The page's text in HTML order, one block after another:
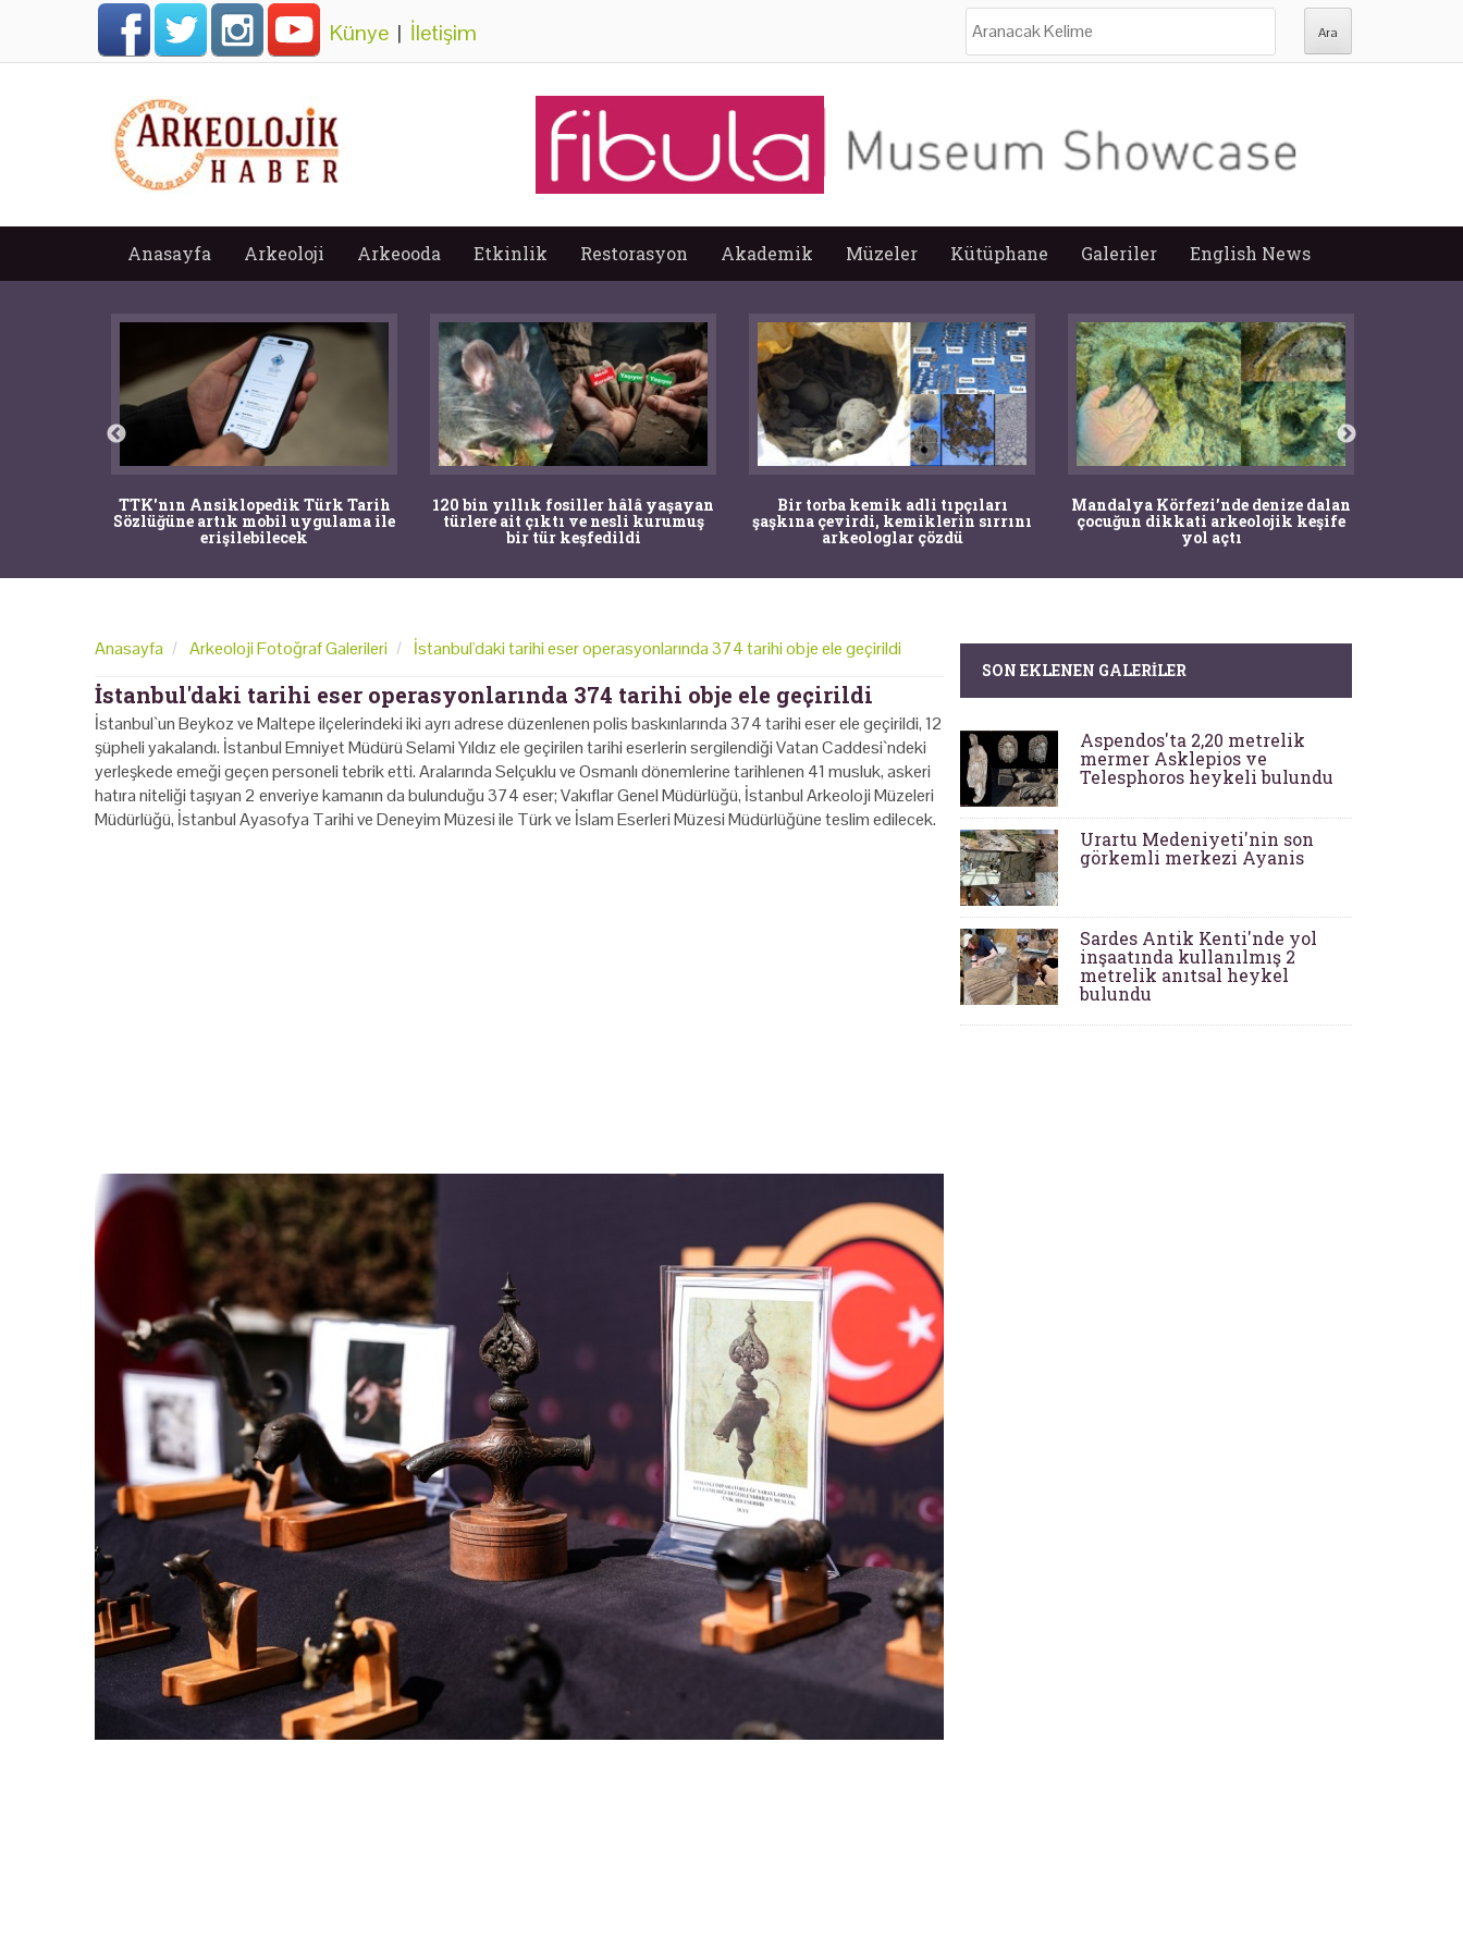
Künye | İletişim
Anasayfa Arkeoloji Arkeooda Etkinlik Restorasyon Akademik Müzeler Kütüphane Galeriler English News
TTK'nın Ansiklopedik Türk Tarih
Sözlüğüne artık mobil uygulama ile
erişilebilecek
120 bin yıllık fosiller hâlâ yaşayan
türlere ait çıktı ve nesli kurumuş
bir tür keşfedildi
Bir torba kemik adli tıpçıları
şaşkına çevirdi, kemiklerin sırrını
arkeologlar çözdü
Mandalya Körfezi’nde denize dalan
çocuğun dikkati arkeolojik keşife
yol açtı
Anasayfa Arkeoloji Fotoğraf Galerileri İstanbul'daki tarihi eser operasyonlarında 374 tarihi obje ele geçirildi
İstanbul'daki tarihi eser operasyonlarında 374 tarihi obje ele geçirildi
İstanbul`un Beykoz ve Maltepe ilçelerindeki iki ayrı adrese düzenlenen polis baskınlarında 374 tarihi eser ele geçirildi, 12
şüpheli yakalandı. İstanbul Emniyet Müdürü Selami Yıldız ele geçirilen tarihi eserlerin sergilendiği Vatan Caddesi`ndeki
yerleşkede emeği geçen personeli tebrik etti. Aralarında Selçuklu ve Osmanlı dönemlerine tarihlenen 41 musluk, ⁠askeri
hatıra niteliği taşıyan 2 enveriye kamanın da bulunduğu 374 eser; Vakıflar Genel Müdürlüğü, İstanbul Arkeoloji Müzeleri
Müdürlüğü, İstanbul Ayasofya Tarihi ve Deneyim Müzesi ile Türk ve İslam Eserleri Müzesi Müdürlüğüne teslim edilecek.
SON EKLENEN GALERILER
Aspendos'ta 2,20 metrelik
mermer Asklepios ve
Telesphoros heykeli bulundu
Urartu Medeniyeti'nin son
görkemli merkezi Ayanis
Sardes Antik Kenti'nde yol
inşaatında kullanılmış 2
metrelik anıtsal heykel
bulundu